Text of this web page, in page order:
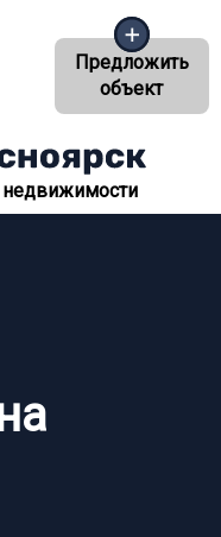
недвижимости
Предложить
объект